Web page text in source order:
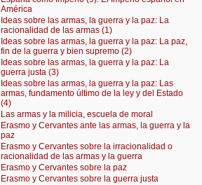
América
Ideas sobre las armas, la guerra y la paz: La
racionalidad de las armas (1)
Ideas sobre las armas, la guerra y la paz: La paz,
fin de la guerra y bien supremo (2)
Ideas sobre las armas, la guerra y la paz: La
guerra justa (3)
Ideas sobre las armas, la guerra y la paz: Las
armas, fundamento último de la ley y del Estado
(4)
Las armas y la milicia, escuela de moral
Erasmo y Cervantes ante las armas, la guerra y la
paz
Erasmo y Cervantes sobre la irracionalidad o
racionalidad de las armas y la guerra
Erasmo y Cervantes sobre la paz
Erasmo y Cervantes sobre la guerra justa